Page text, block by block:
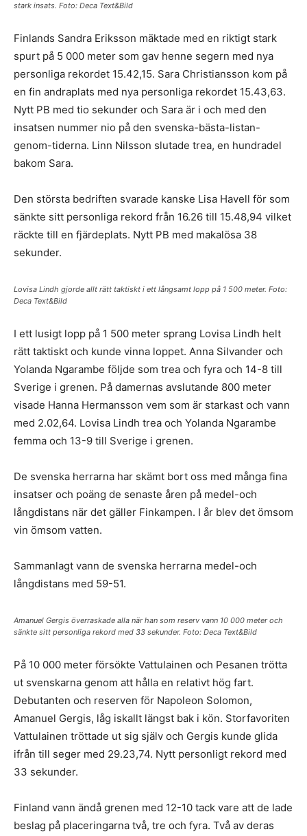
stark insats. Foto: Deca Text&Bild
Finlands Sandra Eriksson mäktade med en riktigt stark
spurt på 5 000 meter som gav henne segern med nya
personliga rekordet 15.42,15. Sara Christiansson kom på
en fin andraplats med nya personliga rekordet 15.43,63.
Nytt PB med tio sekunder och Sara är i och med den
insatsen nummer nio på den svenska-bästa-listan-
genom-tiderna. Linn Nilsson slutade trea, en hundradel
bakom Sara.
Den största bedriften svarade kanske Lisa Havell för som
sänkte sitt personliga rekord från 16.26 till 15.48,94 vilket
räckte till en fjärdeplats. Nytt PB med makalösa 38
sekunder.
Lovisa Lindh gjorde allt rätt taktiskt i ett långsamt lopp på 1 500 meter. Foto:
Deca Text&Bild
I ett lusigt lopp på 1 500 meter sprang Lovisa Lindh helt
rätt taktiskt och kunde vinna loppet. Anna Silvander och
Yolanda Ngarambe följde som trea och fyra och 14-8 till
Sverige i grenen. På damernas avslutande 800 meter
visade Hanna Hermansson vem som är starkast och vann
med 2.02,64. Lovisa Lindh trea och Yolanda Ngarambe
femma och 13-9 till Sverige i grenen.
De svenska herrarna har skämt bort oss med många fina
insatser och poäng de senaste åren på medel-och
långdistans när det gäller Finkampen. I år blev det ömsom
vin ömsom vatten.
Sammanlagt vann de svenska herrarna medel-och
långdistans med 59-51.
Amanuel Gergis överraskade alla när han som reserv vann 10 000 meter och
sänkte sitt personliga rekord med 33 sekunder. Foto: Deca Text&Bild
På 10 000 meter försökte Vattulainen och Pesanen trötta
ut svenskarna genom att hålla en relativt hög fart.
Debutanten och reserven för Napoleon Solomon,
Amanuel Gergis, låg iskallt längst bak i kön. Storfavoriten
Vattulainen tröttade ut sig själv och Gergis kunde glida
ifrån till seger med 29.23,74. Nytt personligt rekord med
33 sekunder.
Finland vann ändå grenen med 12-10 tack vare att de lade
beslag på placeringarna två, tre och fyra. Två av deras